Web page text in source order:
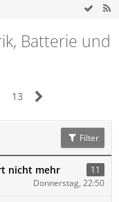
Batterie und
13
Filter
nicht mehr
11
Donnerstag, 22:50